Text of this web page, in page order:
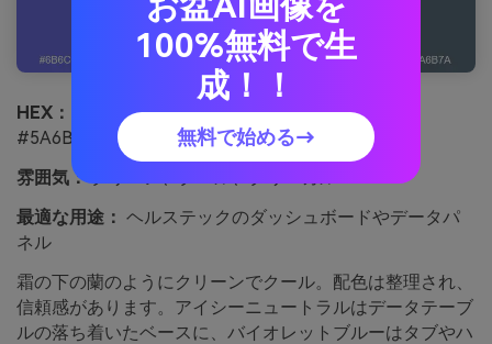
HEX：
#6B6CDB #9EA0FF #DDE0FF #F7FAFF
#5A6B7A
雰囲気：クリーン、クール、クリニカル
最適な用途： ヘルステックのダッシュボードやデータパ
ネル
霜の下の蘭のようにクリーンでクール。配色は整理され、
信頼感があります。アイシーニュートラルはデータテーブ
ルの落ち着いたベースに、バイオレットブルーはタブやハ
100%無料で生
成！！
無料で始める→